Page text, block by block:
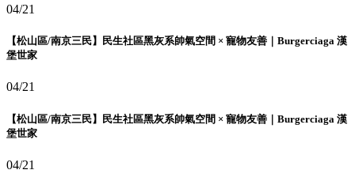
04/21
【松山區/南京三民】民生社區黑灰系帥氣空間 × 寵物友善｜Burgerciaga 漢
堡世家
04/21
【松山區/南京三民】民生社區黑灰系帥氣空間 × 寵物友善｜Burgerciaga 漢
堡世家
04/21